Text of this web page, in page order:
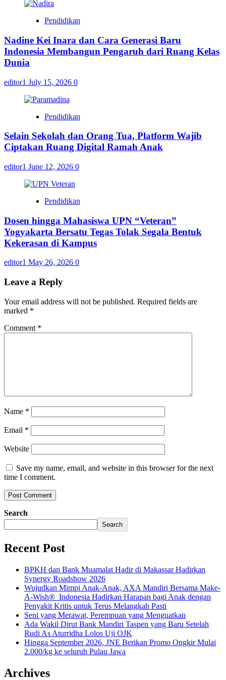
Pendidikan
Nadine Kei Inara dan Cara Generasi Baru
Indonesia Membangun Pengaruh dari Ruang Kelas
Dunia
editor1 July 15, 2026 0
Pendidikan
Selain Sekolah dan Orang Tua, Platform Wajib
Ciptakan Ruang Digital Ramah Anak
editor1 June 12, 2026 0
Pendidikan
Dosen hingga Mahasiswa UPN “Veteran”
Yogyakarta Bersatu Tegas Tolak Segala Bentuk
Kekerasan di Kampus
editor1 May 26, 2026 0
Leave a Reply
Your email address will not be published. Required fields are
marked *
Comment *
Name *
Email *
Website
Save my name, email, and website in this browser for the next
time I comment.
Search
Search
Recent Post
BPKH dan Bank Muamalat Hadir di Makassar Hadirkan
Synergy Roadshow 2026
Wujudkan Mimpi Anak-Anak, AXA Mandiri Bersama Make-
A-Wish® Indonesia Hadirkan Harapan bagi Anak dengan
Penyakit Kritis untuk Terus Melangkah Pasti
Seni yang Merawat, Perempuan yang Menguatkan
Ada Wakil Dirut Bank Mandiri Taspen yang Baru Setelah
Rudi As Aturridha Lolos Uji OJK
Hingga September 2026, JNE Berikan Promo Ongkir Mulai
2.000/kg ke seluruh Pulau Jawa
Archives